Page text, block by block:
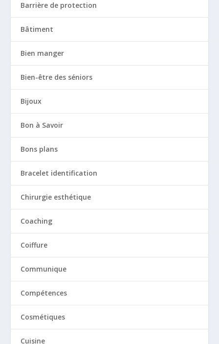
Barrière de protection
Bâtiment
Bien manger
Bien-être des séniors
Bijoux
Bon à Savoir
Bons plans
Bracelet identification
Chirurgie esthétique
Coaching
Coiffure
Communique
Compétences
Cosmétiques
Cuisine